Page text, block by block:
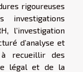
rigoureuses
investigations
l’investigation
d’analyse et
recueillir des
légal et de la